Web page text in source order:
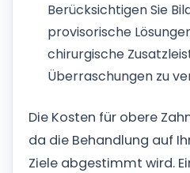
Berücksichtigen Sie
provisorische
chirurgische
Überraschungen zu
Die Kosten für obere
da die Behandlung auf
Ziele abgestimmt wird.